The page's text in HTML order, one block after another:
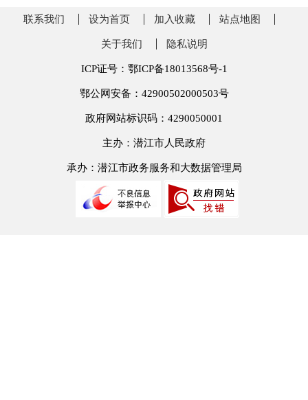
联系我们 设为首页 加入收藏 站点地图
关于我们 隐私说明
ICP证号：鄂ICP备18013568号-1
鄂公网安备：42900502000503号
政府网站标识码：4290050001
主办：潜江市人民政府
承办：潜江市政务服务和大数据管理局